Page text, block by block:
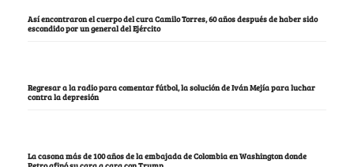
Así encontraron el cuerpo del cura Camilo Torres, 60 años después de haber sido
escondido por un general del Ejército
Regresar a la radio para comentar fútbol, la solución de Iván Mejía para luchar
contra la depresión
La casona más de 100 años de la embajada de Colombia en Washington donde